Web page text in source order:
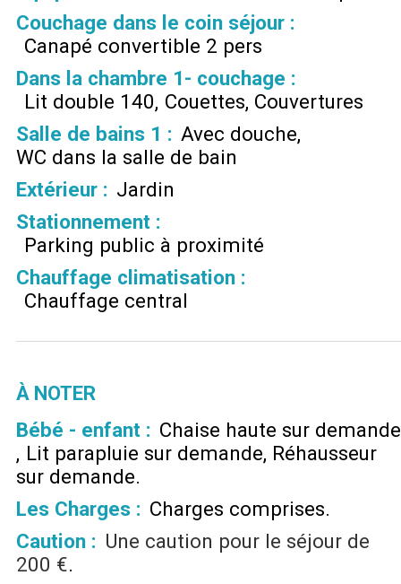
Couchage dans le coin séjour :
Canapé convertible 2 pers
Dans la chambre 1- couchage :
Lit double 140 Couettes Couvertures
Salle de bains 1 : Avec douche
WC dans la salle de bain
Extérieur : Jardin
Stationnement :
Parking public à proximité
Chauffage climatisation :
Chauffage central
À NOTER
Bébé - enfant : Chaise haute sur demande
Lit parapluie sur demande Réhausseur
sur demande
Les Charges : Charges comprises
Caution : Une caution pour le séjour de
200 €